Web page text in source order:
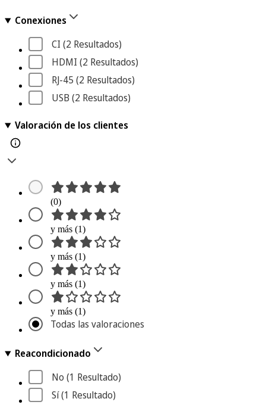
Conexiones
CI (2 Resultados)
HDMI (2 Resultados)
RJ-45 (2 Resultados)
USB (2 Resultados)
Valoración de los clientes
(0)
y más (1)
y más (1)
y más (1)
y más (1)
Todas las valoraciones
Reacondicionado
No (1 Resultado)
Sí (1 Resultado)